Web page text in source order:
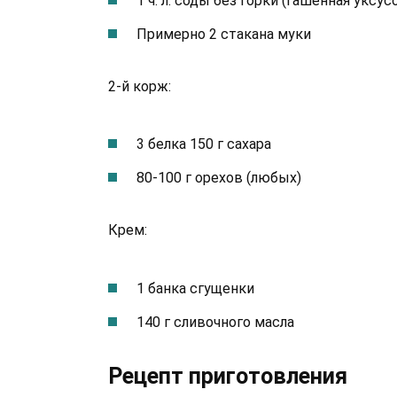
Примерно 2 стакана муки
2-й корж:
3 белка 150 г сахара
80-100 г орехов (любых)
Крем:
1 банка сгущенки
140 г сливочного масла
Рецепт приготовления